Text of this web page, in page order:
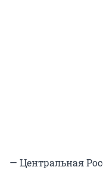
— Центральная